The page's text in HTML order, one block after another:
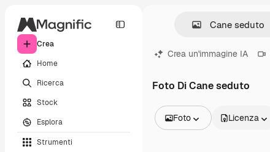
Crea
Home
Ricerca
Stock
Esplora
Strumenti
Crea un'immagine IA
Foto Di Cane seduto
Foto Licenza